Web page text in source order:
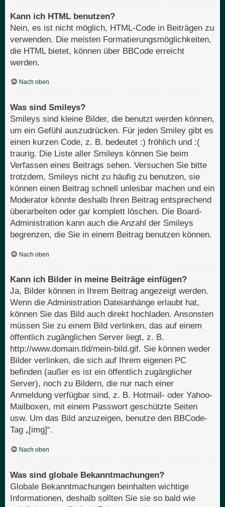
Kann ich HTML benutzen?
Nein, es ist nicht möglich, HTML-Code in Beiträgen zu
verwenden. Die meisten Formatierungsmöglichkeiten,
die HTML bietet, können über BBCode erreicht
werden.
Nach oben
Was sind Smileys?
Smileys sind kleine Bilder, die benutzt werden können,
um ein Gefühl auszudrücken. Für jeden Smiley gibt es
einen kurzen Code, z. B. bedeutet :) fröhlich und :(
traurig. Die Liste aller Smileys können Sie beim
Verfassen eines Beitrags sehen. Versuchen Sie bitte
trotzdem, Smileys nicht zu häufig zu benutzen, sie
können einen Beitrag schnell unlesbar machen und ein
Moderator könnte deshalb Ihren Beitrag entsprechend
überarbeiten oder gar komplett löschen. Die Board-
Administration kann auch die Anzahl der Smileys
begrenzen, die Sie in einem Beitrag benutzen können.
Nach oben
Kann ich Bilder in meine Beiträge einfügen?
Ja, Bilder können in Ihrem Beitrag angezeigt werden.
Wenn die Administration Dateianhänge erlaubt hat,
können Sie das Bild auch direkt hochladen. Ansonsten
müssen Sie zu einem Bild verlinken, das auf einem
öffentlich zugänglichen Server liegt, z. B.
http://www.domain.tld/mein-bild.gif. Sie können weder
Bilder verlinken, die sich auf Ihrem eigenen PC
befinden (außer es ist ein öffentlich zugänglicher
Server), noch zu Bildern, die nur nach einer
Anmeldung verfügbar sind, z. B. Hotmail- oder Yahoo-
Mailboxen, mit einem Passwort geschützte Seiten
usw. Um das Bild anzuzeigen, benutze den BBCode-
Tag „[img]“.
Nach oben
Was sind globale Bekanntmachungen?
Globale Bekanntmachungen beinhalten wichtige
Informationen, deshalb sollten Sie sie so bald wie